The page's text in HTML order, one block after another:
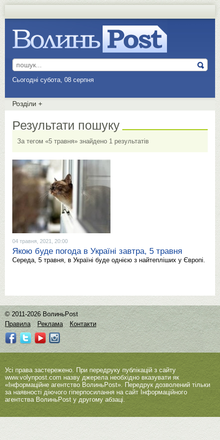
Сьогодні субота, 08 серпня
Розділи +
Результати пошуку
За тегом «5 травня» знайдено 1 результатів
04 травня, 2021, 20:00
Якою буде погода в Україні завтра, 5 травня
Середа, 5 травня, в Україні буде однією з найтепліших у Європі.
© 2011-2026 ВолиньPost
Правила
Реклама Контакти
Усі права застережено. При передруку публікацій з сайту
www.volynpost.com назву джерела необхідно вказувати як
«Інформаційне агентство ВолиньPost». Передрук дозволений тільки
за наявності діючого гіперпосилання на сайт Інформаційного
агентства ВолиньPost у другому абзаці.